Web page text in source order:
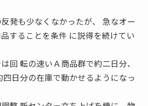
発も少なくなかったが、 急なオー
することを条件 に説得を続けてい
回 転の速いＡ商品群で約二日分、
四日分の在庫で動かせるようになっ